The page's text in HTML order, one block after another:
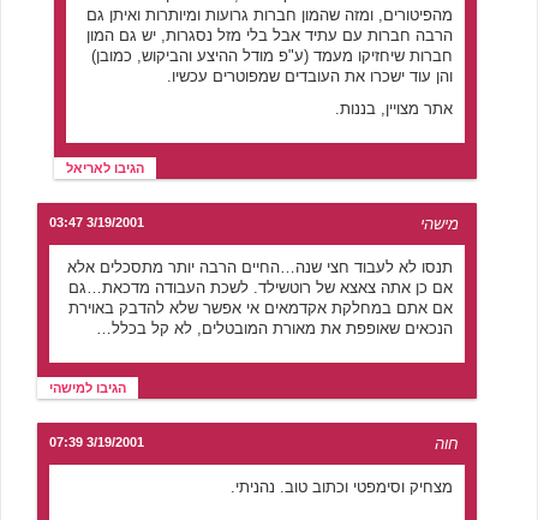
מהפיטורים, ומזה שהמון חברות גרועות ומיותרות ואיתן גם
הרבה חברות עם עתיד אבל בלי מזל נסגרות, יש גם המון
חברות שיחזיקו מעמד (ע"פ מודל ההיצע והביקוש, כמובן)
והן עוד ישכרו את העובדים שמפוטרים עכשיו.
אתר מצויין, בננות.
הגיבו לאריאל
מישהי 3/19/2001 03:47
תנסו לא לעבוד חצי שנה…החיים הרבה יותר מתסכלים אלא
אם כן אתה צאצא של רוטשילד. לשכת העבודה מדכאת…גם
אם אתם במחלקת אקדמאים אי אפשר שלא להדבק באוירת
הנכאים שאופפת את מאורת המובטלים, לא קל בכלל…
הגיבו למישהי
חוה 3/19/2001 07:39
מצחיק וסימפטי וכתוב טוב. נהניתי.